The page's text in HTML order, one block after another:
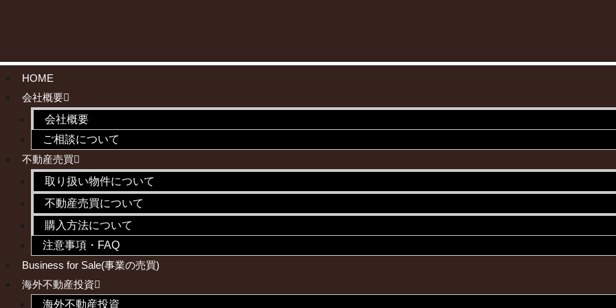
HOME
会社概要
会社概要
ご相談について
不動産売買
取り扱い物件について
不動産売買について
購入方法について
注意事項・FAQ
Business for Sale(事業の売買)
海外不動産投資
海外不動産投資